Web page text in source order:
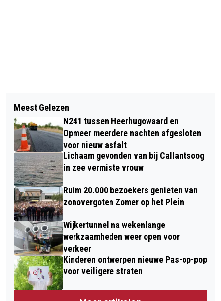
AZ LACHT, AZ HUILT; ALLES WAT
TEGEN AJAX GOED GING, GING TEGEN
PEC ZWOLLE FOUT
AZ ONTSLAAT TRAINER MAARTEN
MARTENS; LEEROY ECHTELD MAAKT
SEIZOEN AF
Meest Gelezen
N241 tussen Heerhugowaard en
Opmeer meerdere nachten afgesloten
voor nieuw asfalt
Lichaam gevonden van bij Callantsoog
in zee vermiste vrouw
Ruim 20.000 bezoekers genieten van
zonovergoten Zomer op het Plein
Wijkertunnel na wekenlange
werkzaamheden weer open voor
verkeer
Kinderen ontwerpen nieuwe Pas-op-pop
voor veiligere straten